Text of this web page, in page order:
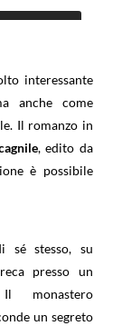
interessante
anche come
Il romanzo in
, edito da
è possibile
sé stesso, su
presso un
Il monastero
un segreto